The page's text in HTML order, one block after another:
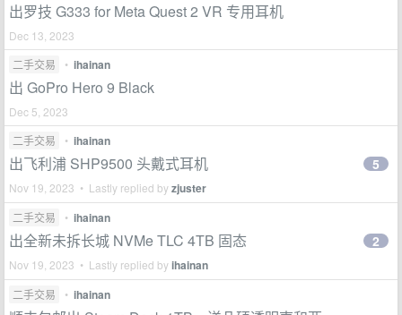
出罗技 G333 for Meta Quest 2 VR 专用耳机
Dec 13, 2023
二手交易
• ihainan
出 GoPro Hero 9 Black
Dec 5, 2023
二手交易
• ihainan
出飞利浦 SHP9500 头戴式耳机
Nov 19, 2023 • Lastly replied byzjuster
5
二手交易 • ihainan
出全新未拆长城 NVMe TLC 4TB 固态
Nov 19, 2023 • Lastly replied byihainan
2
二手交易 • ihainan